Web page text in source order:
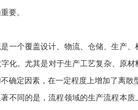
要。
一个覆盖设计、物流、仓储、生产
化。尤其是对于生产工艺复杂、原
确定因素，在一定程度上增加了离
不同的是，流程领域的生产流程本